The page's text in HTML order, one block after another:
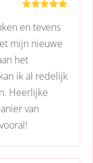
5uit 5
en tevens
mijn nieuwe
het
ik al redelijk
Heerlijke
van